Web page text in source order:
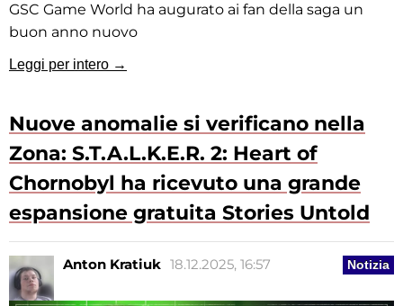
GSC Game World ha augurato ai fan della saga un
buon anno nuovo
Leggi per intero →
Nuove anomalie si verificano nella
Zona: S.T.A.L.K.E.R. 2: Heart of
Chornobyl ha ricevuto una grande
espansione gratuita Stories Untold
Notizia
Anton Kratiuk 18.12.2025, 16:57